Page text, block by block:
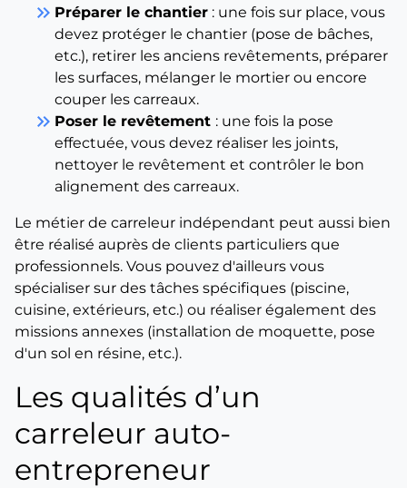
keyboard_double_arrow_right Préparer le chantier : une fois sur place, vous
devez protéger le chantier (pose de bâches,
etc.), retirer les anciens revêtements, préparer
les surfaces, mélanger le mortier ou encore
couper les carreaux.
keyboard_double_arrow_right Poser le revêtement : une fois la pose
effectuée, vous devez réaliser les joints,
nettoyer le revêtement et contrôler le bon
alignement des carreaux.
Le métier de carreleur indépendant peut aussi bien
être réalisé auprès de clients particuliers que
professionnels. Vous pouvez d'ailleurs vous
spécialiser sur des tâches spécifiques (piscine,
cuisine, extérieurs, etc.) ou réaliser également des
missions annexes (installation de moquette, pose
d'un sol en résine, etc.).
Les qualités d’un
carreleur auto-
entrepreneur